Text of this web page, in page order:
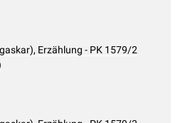
Erzählung - PK 1579/2